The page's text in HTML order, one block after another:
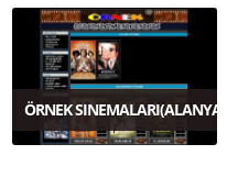
ÖRNEK SINEMALARI(ALANYA)